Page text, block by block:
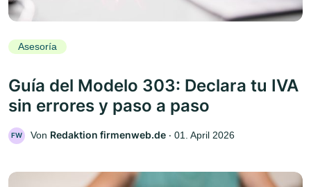
Asesoría
Guía del Modelo 303: Declara tu IVA
sin errores y paso a paso
FW Von Redaktion firmenweb.de ‧ 01. April 2026